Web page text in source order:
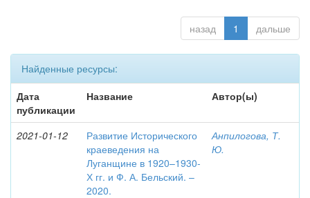
назад 1 дальше
Найденные ресурсы:
Дата
публикации
Название Автор(ы)
2021-01-12
Развитие Исторического
краеведения на
Луганщине в 1920–1930-
Х гг. и Ф. А. Бельский. –
2020.
Анпилогова, Т.
Ю.